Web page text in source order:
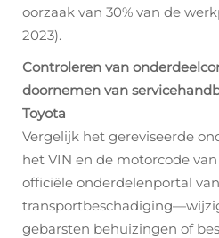
oorzaak van 30% van de
2023).
Controleren van
doornemen van
Toyota
Vergelijk het gereviseerde
het VIN en de motorcode
officiële onderdelenportal
gebarsten behuizingen of